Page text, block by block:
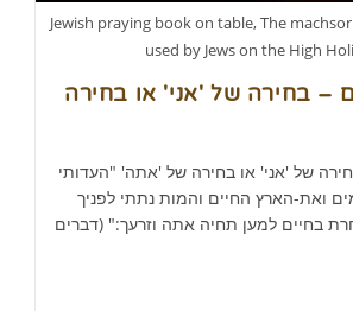
Jewish praying book on table, The
used by Jews on the High
– בחירה של 'אני' או בחירה
של 'אני' או בחירה של 'אתה' "העדותי
ואת-הארץ החיים והמות נתתי לפניך
בחיים למען תחיה אתה וזרעך:" (דברים